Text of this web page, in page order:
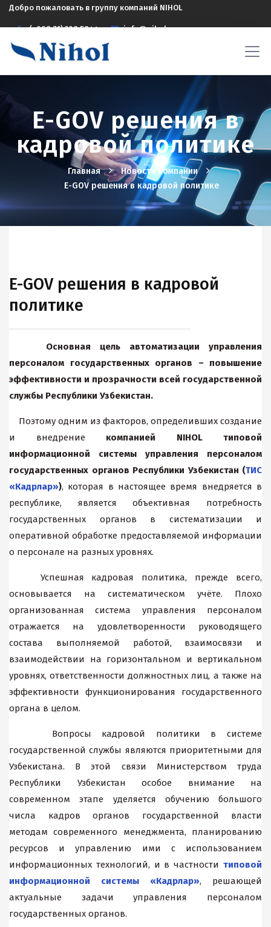
Добро пожаловать в группу компаний NIHOL
(+998 71) 208 5844 info@nihol.uz
E-GOV решения в
кадровой политике
Главная
Новости компании
E-GOV решения в кадровой политике
E-GOV решения в кадровой
политике
Основная цель автоматизации управления
персоналом государственных органов – повышение
эффективности и прозрачности всей государственной
службы Республики Узбекистан.
Поэтому одним из факторов, определивших создание
и внедрение компанией NIHOL типовой
информационной системы управления персоналом
государственных органов Республики Узбекистан (ТИС
«Кадрлар»), которая в настоящее время внедряется в
республике, является объективная потребность
государственных органов в систематизации и
оперативной обработке предоставляемой информации
о персонале на разных уровнях.
Успешная кадровая политика, прежде всего,
основывается на систематическом учёте. Плохо
организованная система управления персоналом
отражается на удовлетворенности руководящего
состава выполняемой работой, взаимосвязи и
взаимодействии на горизонтальном и вертикальном
уровнях, ответственности должностных лиц, а также на
эффективности функционирования государственного
органа в целом.
Вопросы кадровой политики в системе
государственной службы являются приоритетными для
Узбекистана. В этой связи Министерством труда
Республики Узбекистан особое внимание на
современном этапе уделяется обучению большого
числа кадров органов государственной власти
методам современного менеджмента, планированию
ресурсов и управлению ими с использованием
информационных технологий, и в частности типовой
информационной системы «Кадрлар», решающей
актуальные задачи управления персоналом
государственных органов.